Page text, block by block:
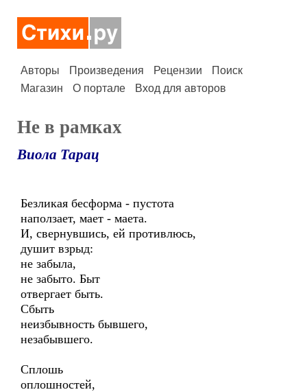
Авторы Произведения Рецензии
Поиск
Магазин
О портале Вход для авторов
Не в рамках
Виола Тарац
Безликая бесформа - пустота
наползает, мает - маета.
И, свернувшись, ей противлюсь,
душит взрыд:
не забыла,
не забыто. Быт
отвергает быть.
Сбыть
неизбывность бывшего,
незабывшего.
Сплошь
оплошностей,